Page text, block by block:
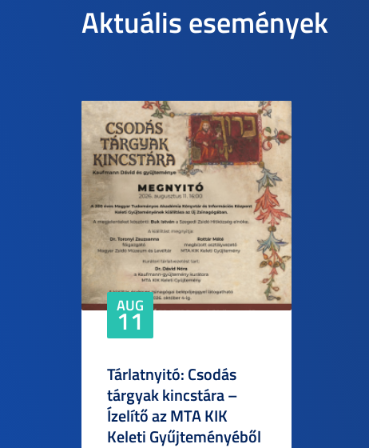
Aktuális események
AUG
11
Tárlatnyitó: Csodás
tárgyak kincstára –
Ízelítő az MTA KIK
Keleti Gyűjteményéből